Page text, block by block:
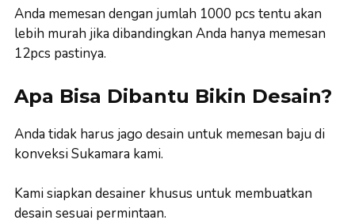
Anda memesan dengan jumlah 1000 pcs tentu akan
lebih murah jika dibandingkan Anda hanya memesan
12pcs pastinya.
Apa Bisa Dibantu Bikin Desain?
Anda tidak harus jago desain untuk memesan baju di
konveksi Sukamara kami.
Kami siapkan desainer khusus untuk membuatkan
desain sesuai permintaan.